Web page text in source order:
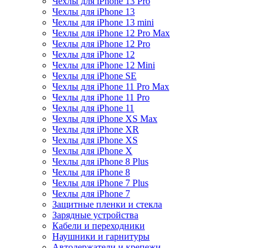
Чехлы для iPhone 13
Чехлы для iPhone 13 mini
Чехлы для iPhone 12 Pro Max
Чехлы для iPhone 12 Pro
Чехлы для iPhone 12
Чехлы для iPhone 12 Mini
Чехлы для iPhone SE
Чехлы для iPhone 11 Pro Max
Чехлы для iPhone 11 Pro
Чехлы для iPhone 11
Чехлы для iPhone XS Max
Чехлы для iPhone XR
Чехлы для iPhone XS
Чехлы для iPhone X
Чехлы для iPhone 8 Plus
Чехлы для iPhone 8
Чехлы для iPhone 7 Plus
Чехлы для iPhone 7
Защитные пленки и стекла
Зарядные устройства
Кабели и переходники
Наушники и гарнитуры